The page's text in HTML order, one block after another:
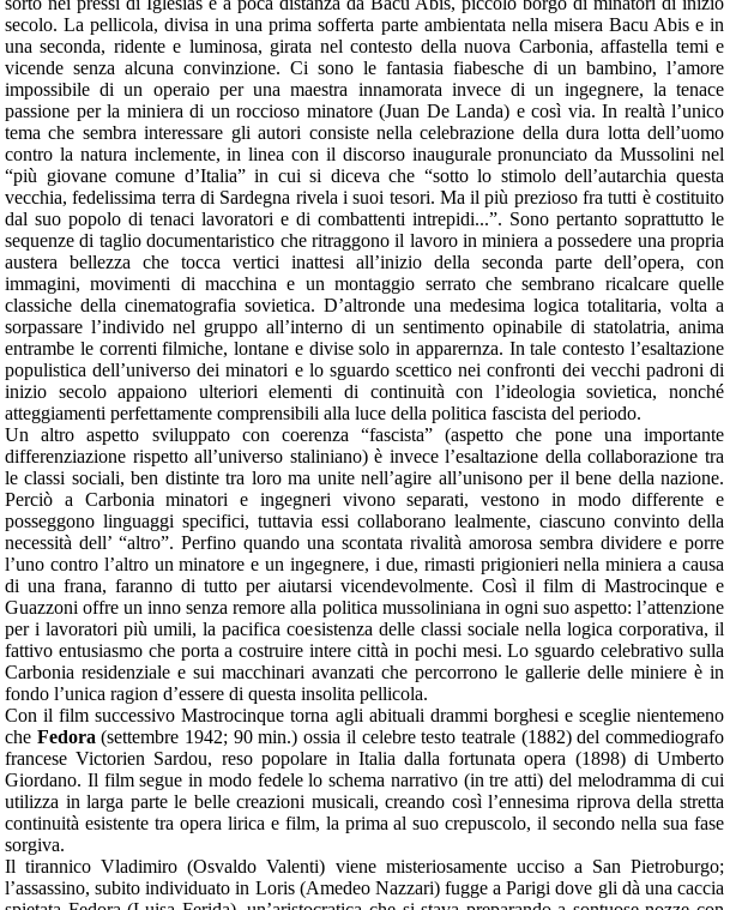
secolo. La pellicola, divisa in una prima sofferta parte ambientata nella misera Bacu Abis e in
una seconda, ridente e luminosa, girata nel contesto della nuova Carbonia, affastella temi e
vicende senza alcuna convinzione. Ci sono le fantasia fiabesche di un bambino, l’amore
impossibile di un operaio per una maestra innamorata invece di un ingegnere, la tenace
passione per la miniera di un roccioso minatore (Juan De Landa) e così via. In realtà l’unico
tema che sembra interessare gli autori consiste nella celebrazione della dura lotta dell’uomo
contro la natura inclemente, in linea con il discorso inaugurale pronunciato da Mussolini nel
“più giovane comune d’Italia” in cui si diceva che “sotto lo stimolo dell’autarchia questa
vecchia, fedelissima terra di Sardegna rivela i suoi tesori. Ma il più prezioso fra tutti è costituito
dal suo popolo di tenaci lavoratori e di combattenti intrepidi...”. Sono pertanto soprattutto le
sequenze di taglio documentaristico che ritraggono il lavoro in miniera a possedere una propria
austera bellezza che tocca vertici inattesi all’inizio della seconda parte dell’opera, con
immagini, movimenti di macchina e un montaggio serrato che sembrano ricalcare quelle
classiche della cinematografia sovietica. D’altronde una medesima logica totalitaria, volta a
sorpassare l’individo nel gruppo all’interno di un sentimento opinabile di statolatria, anima
entrambe le correnti filmiche, lontane e divise solo in apparernza. In tale contesto l’esaltazione
populistica dell’universo dei minatori e lo sguardo scettico nei confronti dei vecchi padroni di
inizio secolo appaiono ulteriori elementi di continuità con l’ideologia sovietica, nonché
atteggiamenti perfettamente comprensibili alla luce della politica fascista del periodo.
Un altro aspetto sviluppato con coerenza “fascista” (aspetto che pone una importante
differenziazione rispetto all’universo staliniano) è invece l’esaltazione della collaborazione tra
le classi sociali, ben distinte tra loro ma unite nell’agire all’unisono per il bene della nazione.
Perciò a Carbonia minatori e ingegneri vivono separati, vestono in modo differente e
posseggono linguaggi specifici, tuttavia essi collaborano lealmente, ciascuno convinto della
necessità dell’ “altro”. Perfino quando una scontata rivalità amorosa sembra dividere e porre
l’uno contro l’altro un minatore e un ingegnere, i due, rimasti prigionieri nella miniera a causa
di una frana, faranno di tutto per aiutarsi vicendevolmente. Così il film di Mastrocinque e
Guazzoni offre un inno senza remore alla politica mussoliniana in ogni suo aspetto: l’attenzione
per i lavoratori più umili, la pacifica coesistenza delle classi sociale nella logica corporativa, il
fattivo entusiasmo che porta a costruire intere città in pochi mesi. Lo sguardo celebrativo sulla
Carbonia residenziale e sui macchinari avanzati che percorrono le gallerie delle miniere è in
fondo l’unica ragion d’essere di questa insolita pellicola.
Con il film successivo Mastrocinque torna agli abituali drammi borghesi e sceglie nientemeno
che Fedora (settembre 1942; 90 min.) ossia il celebre testo teatrale (1882) del commediografo
francese Victorien Sardou, reso popolare in Italia dalla fortunata opera (1898) di Umberto
Giordano. Il film segue in modo fedele lo schema narrativo (in tre atti) del melodramma di cui
utilizza in larga parte le belle creazioni musicali, creando così l’ennesima riprova della stretta
continuità esistente tra opera lirica e film, la prima al suo crepuscolo, il secondo nella sua fase
sorgiva.
Il tirannico Vladimiro (Osvaldo Valenti) viene misteriosamente ucciso a San Pietroburgo;
l’assassino, subito individuato in Loris (Amedeo Nazzari) fugge a Parigi dove gli dà una caccia